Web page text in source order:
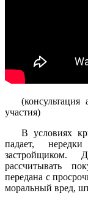
(консультация
участия)
В условиях
падает,
застройщиком.
рассчитывать
передана с
моральный вред,